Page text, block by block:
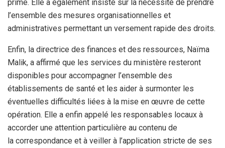
prime. Elle a également insisté sur la nécessité de prendre
l’ensemble des mesures organisationnelles et
administratives permettant un versement rapide des droits.
Enfin, la directrice des finances et des ressources, Naïma
Malik, a affirmé que les services du ministère resteront
disponibles pour accompagner l’ensemble des
établissements de santé et les aider à surmonter les
éventuelles difficultés liées à la mise en œuvre de cette
opération. Elle a enfin appelé les responsables locaux à
accorder une attention particulière au contenu de
la correspondance et à veiller à l’application stricte de ses